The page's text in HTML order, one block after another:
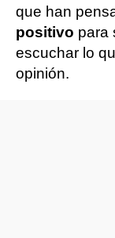
que han
positivo para
escuchar lo
opinión.